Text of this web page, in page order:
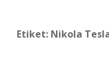
Etiket: Nikola